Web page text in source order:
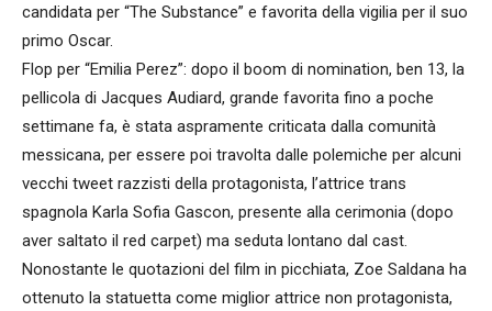
candidata per “The Substance” e favorita della vigilia per il suo
primo Oscar.
Flop per “Emilia Perez”: dopo il boom di nomination, ben 13, la
pellicola di Jacques Audiard, grande favorita fino a poche
settimane fa, è stata aspramente criticata dalla comunità
messicana, per essere poi travolta dalle polemiche per alcuni
vecchi tweet razzisti della protagonista, l’attrice trans
spagnola Karla Sofia Gascon, presente alla cerimonia (dopo
aver saltato il red carpet) ma seduta lontano dal cast.
Nonostante le quotazioni del film in picchiata, Zoe Saldana ha
ottenuto la statuetta come miglior attrice non protagonista,